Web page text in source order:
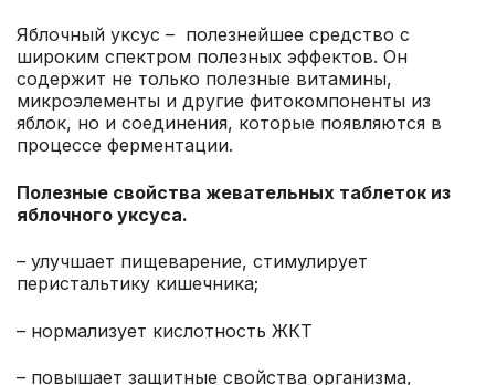
Яблочный уксус – полезнейшее средство с
широким спектром полезных эффектов. Он
содержит не только полезные витамины,
микроэлементы и другие фитокомпоненты из
яблок, но и соединения, которые появляются в
процессе ферментации.
Полезные свойства жевательных таблеток из
яблочного уксуса.
– улучшает пищеварение, стимулирует
перистальтику кишечника;
– нормализует кислотность ЖКТ
– повышает защитные свойства организма,